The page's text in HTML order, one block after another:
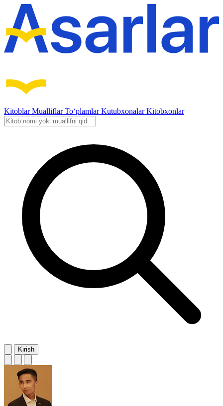
KitoblarMualliflarTo‘plamlarKutubxonalarKitobxonlar
Kirish